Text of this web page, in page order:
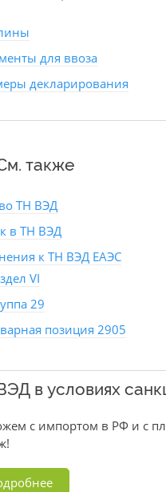
для ввоза
декларирования
также
ТН ВЭД
в ТН ВЭД
к ТН ВЭД ЕАЭС
VI
29
позиция 2905
в условиях
с импортом в РФ и с